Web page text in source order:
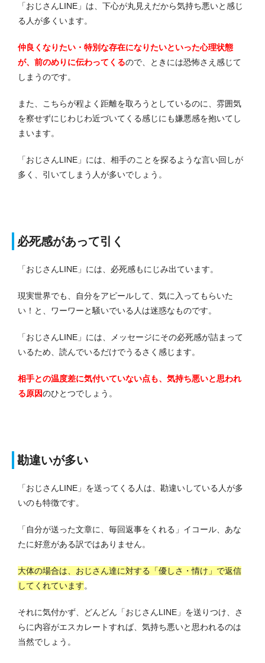
「おじさんLINE」は、下心が丸見えだから気持ち悪いと感じ
る人が多くいます。
仲良くなりたい・特別な存在になりたいといった心理状態
が、前のめりに伝わってくるので、ときには恐怖さえ感じて
しまうのです。
また、こちらが程よく距離を取ろうとしているのに、雰囲気
を察せずにじわじわ近づいてくる感じにも嫌悪感を抱いてし
まいます。
「おじさんLINE」には、相手のことを探るような言い回しが
多く、引いてしまう人が多いでしょう。
必死感があって引く
「おじさんLINE」には、必死感もにじみ出ています。
現実世界でも、自分をアピールして、気に入ってもらいた
い！と、ワーワーと騒いでいる人は迷惑なものです。
「おじさんLINE」には、メッセージにその必死感が詰まって
いるため、読んでいるだけでうるさく感じます。
相手との温度差に気付いていない点も、気持ち悪いと思われ
る原因のひとつでしょう。
勘違いが多い
「おじさんLINE」を送ってくる人は、勘違いしている人が多
いのも特徴です。
「自分が送った文章に、毎回返事をくれる」イコール、あな
たに好意がある訳ではありません。
大体の場合は、おじさん達に対する「優しさ・情け」で返信
してくれています。
それに気付かず、どんどん「おじさんLINE」を送りつけ、さ
らに内容がエスカレートすれば、気持ち悪いと思われるのは
当然でしょう。